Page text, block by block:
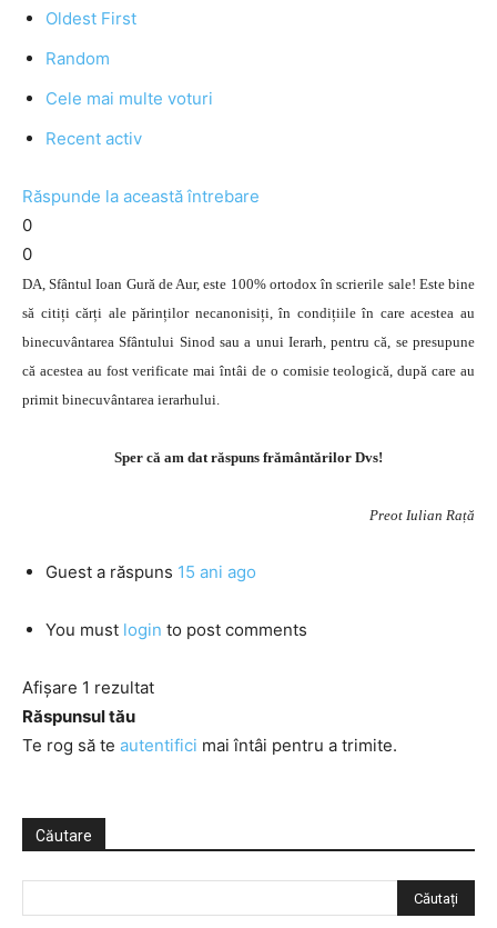
Oldest First
Random
Cele mai multe voturi
Recent activ
Răspunde la această întrebare
0
0
DA, Sfântul Ioan Gură de Aur, este 100% ortodox în scrierile sale! Este bine
să citiți cărți ale părinților necanonisiți, în condițiile în care acestea au
binecuvântarea Sfântului Sinod sau a unui Ierarh, pentru că, se presupune
că acestea au fost verificate mai întâi de o comisie teologică, după care au
primit binecuvântarea ierarhului.
Sper că am dat răspuns frământărilor Dvs!
Preot Iulian Rață
Guest a răspuns 15 ani ago
You must login to post comments
Afișare 1 rezultat
Răspunsul tău
Te rog să te autentifici mai întâi pentru a trimite.
Căutare